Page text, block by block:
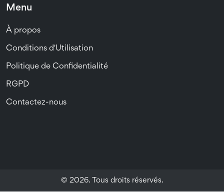
Menu
À propos
Conditions d'Utilisation
Politique de Confidentialité
RGPD
Contactez-nous
© 2026. Tous droits réservés.